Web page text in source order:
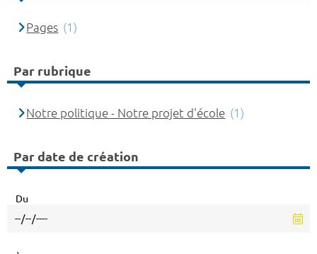
Pages (1)
Par rubrique
Notre politique - Notre projet d'école (1)
Par date de création
Du